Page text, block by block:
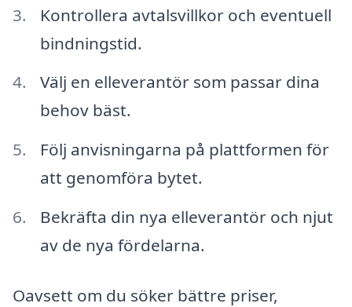
Kontrollera avtalsvillkor och eventuell
bindningstid.
Välj en elleverantör som passar dina
behov bäst.
Följ anvisningarna på plattformen för
att genomföra bytet.
Bekräfta din nya elleverantör och njut
av de nya fördelarna.
Oavsett om du söker bättre priser,